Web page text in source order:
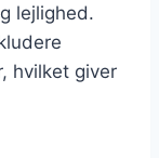
lejlighed.
hvilket giver